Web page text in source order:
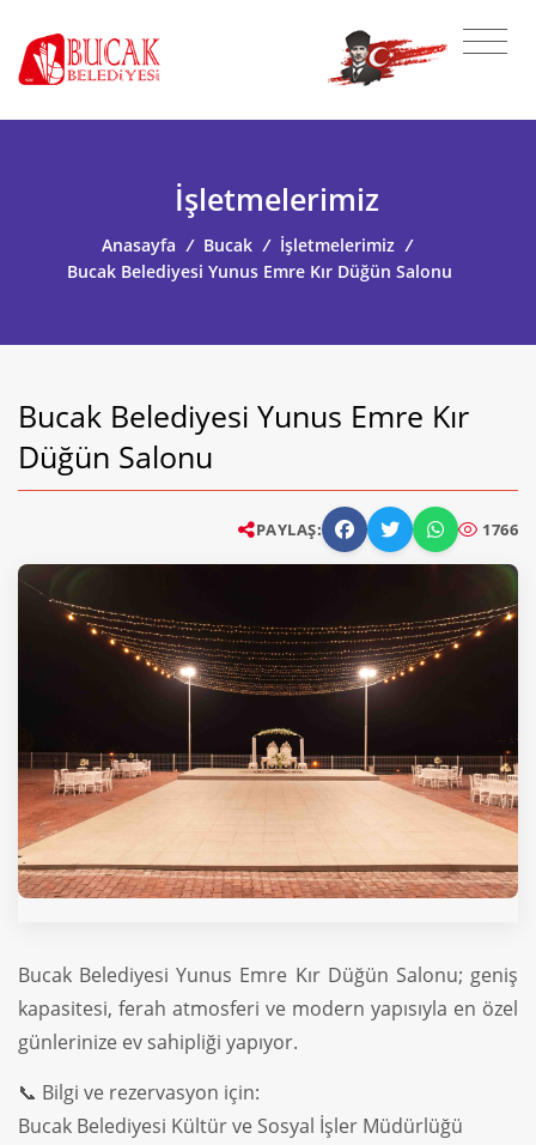
İşletmelerimiz
Anasayfa / Bucak / İşletmelerimiz /
Bucak Belediyesi Yunus Emre Kır Düğün Salonu
Bucak Belediyesi Yunus Emre Kır
Düğün Salonu
PAYLAŞ: 1766
Bucak Belediyesi Yunus Emre Kır Düğün Salonu; geniş
kapasitesi, ferah atmosferi ve modern yapısıyla en özel
günlerinize ev sahipliği yapıyor.
📞 Bilgi ve rezervasyon için:
Bucak Belediyesi Kültür ve Sosyal İşler Müdürlüğü